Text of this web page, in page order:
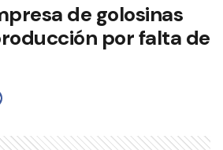
de golosinas
por falta de